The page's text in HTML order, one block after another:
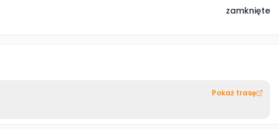
zamknięte
Pokaż trasę